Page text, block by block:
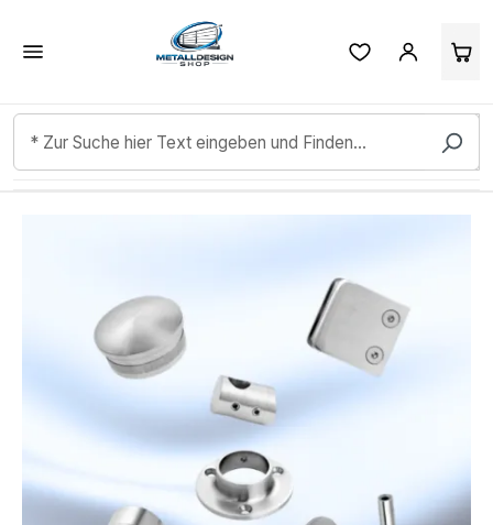
Zum Hauptinhalt springen